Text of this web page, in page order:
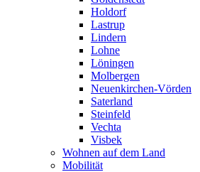
Holdorf
Lastrup
Lindern
Lohne
Löningen
Molbergen
Neuenkirchen-Vörden
Saterland
Steinfeld
Vechta
Visbek
Wohnen auf dem Land
Mobilität